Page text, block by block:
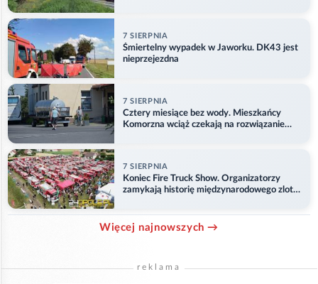
7 SIERPNIA
Śmiertelny wypadek w Jaworku. DK43 jest
nieprzejezdna
7 SIERPNIA
Cztery miesiące bez wody. Mieszkańcy
Komorzna wciąż czekają na rozwiązanie
7 SIERPNIA
Koniec Fire Truck Show. Organizatorzy
zamykają historię międzynarodowego zlotu
Więcej najnowszych →
reklama